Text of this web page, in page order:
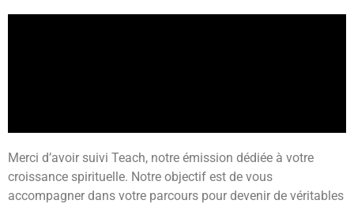
Merci d’avoir suivi Teach, notre émission dédiée à votre
croissance spirituelle. Notre objectif est de vous
accompagner dans votre parcours pour devenir de véritables